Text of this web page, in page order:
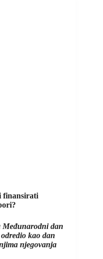
finansirati
Međunarodni dan
kao dan
njegovanja